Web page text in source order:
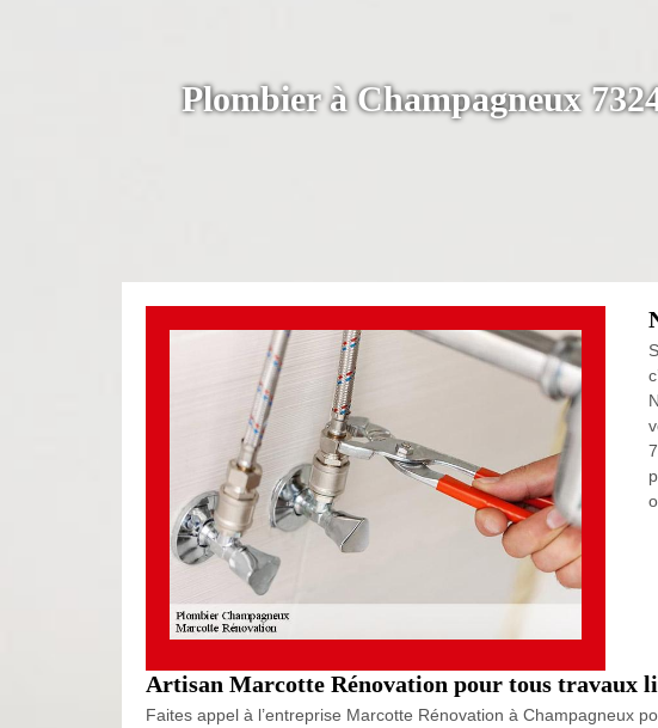
Plombier à Champagneux
Artisan Marcotte Rénovation pour tous travaux
Faites appel à l’entreprise Marcotte Rénovation à Champagneux